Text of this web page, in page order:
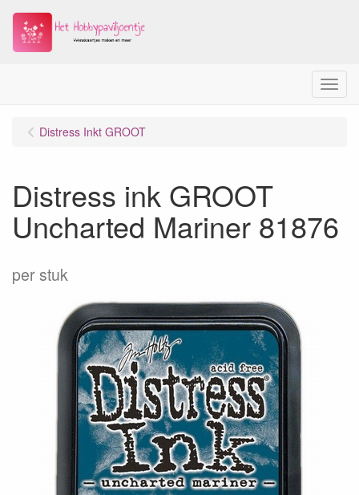
Menu
Distress Inkt GROOT
Distress ink GROOT
Uncharted Mariner 81876
per stuk